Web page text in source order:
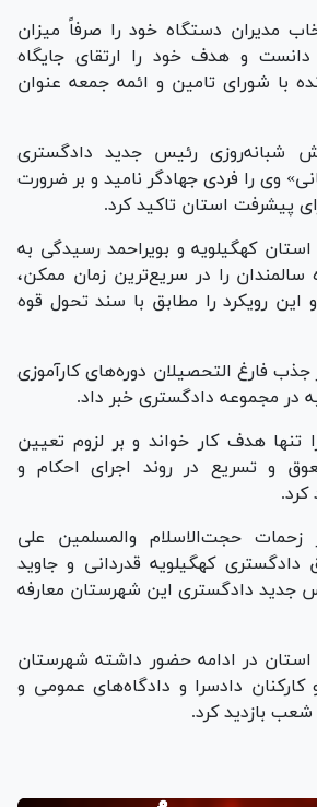
مدیران دستگاه خود را صرفاً میزان
دانست و هدف خود را ارتقای جایگاه
با شورای تامین و ائمه جمعه عنوان
شبانه‌روزی رئیس جدید دادگستری
وی را فردی جهادگر نامید و بر ضرورت
پیشرفت استان تاکید کرد.
کهگیلویه و بویراحمد رسیدگی به
سالمندان را در سریع‌ترین زمان ممکن،
رویکرد را مطابق با سند تحول قوه
فارغ التحصیلان دوره‌های کارآموزی
در مجموعه دادگستری خبر داد.
هدف کار خواند و بر لزوم تعیین
و تسریع در روند اجرای احکام و
کرد.
زحمات حجت‌الاسلام والمسلمین علی
کهگیلویه قدردانی و جاوید
جدید دادگستری این شهرستان معارفه
در ادامه حضور داشته شهرستان
کارکنان دادسرا و دادگاه‌های عمومی و
بازدید کرد.